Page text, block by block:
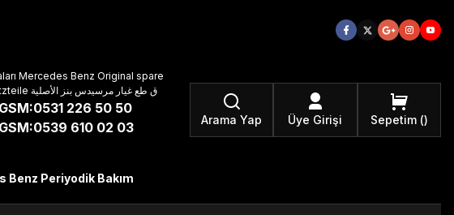
Mercedes Benz Original spare
parts Mercedes-Benz Original-Ersatzteile ق طع غيار مرسيدس بنز الأصلية
GSM:0531 226 50 50
GSM:0539 610 02 03
Arama Yap Üye Girişi Sepetim
Benz Periyodik Bakım